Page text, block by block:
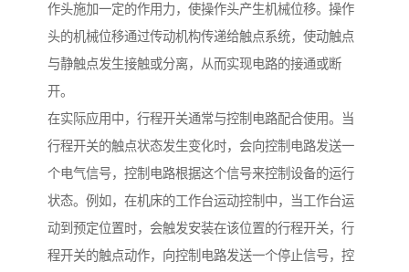
作头施加一定的作用力，使操作头产生机械位移。操作
头的机械位移通过传动机构传递给触点系统，使动触点
与静触点发生接触或分离，从而实现电路的接通或断
开。
在实际应用中，行程开关通常与控制电路配合使用。当
行程开关的触点状态发生变化时，会向控制电路发送一
个电气信号，控制电路根据这个信号来控制设备的运行
状态。例如，在机床的工作台运动控制中，当工作台运
动到预定位置时，会触发安装在该位置的行程开关，行
程开关的触点动作，向控制电路发送一个停止信号，控